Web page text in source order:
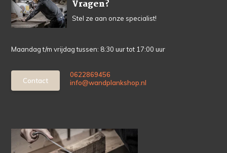
Vragen?
Stel ze aan onze specialist!
Maandag t/m vrijdag tussen: 8:30 uur tot 17:00 uur
Contact
0622869456
info@wandplankshop.nl